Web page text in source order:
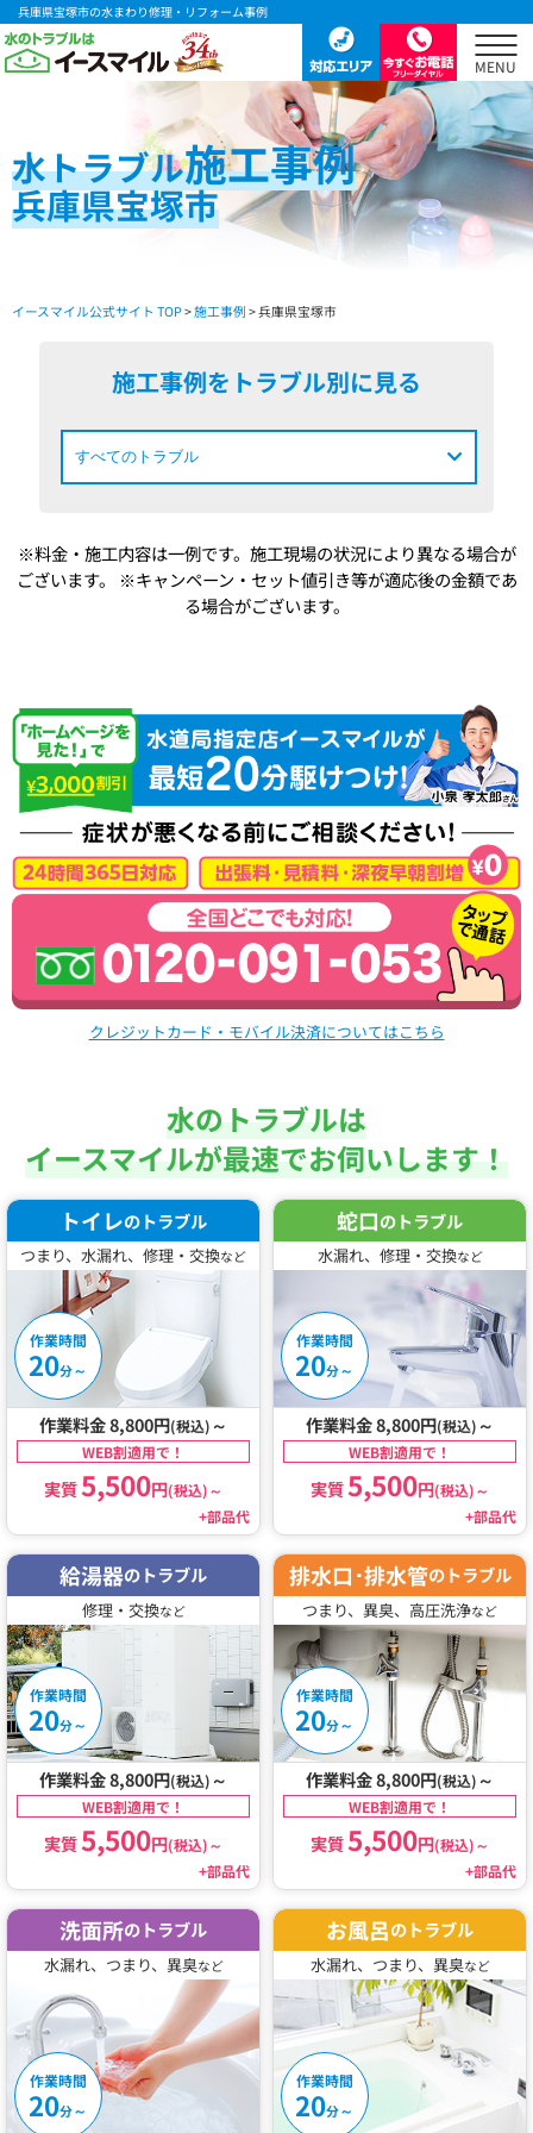
兵庫県宝塚市の水まわり修理・リフォーム事例
水トラブル施工事例
兵庫県宝塚市
イースマイル公式サイト TOP>施工事例 > 兵庫県宝塚市
施工事例をトラブル別に見る
※料金・施工内容は一例です。施工現場の状況により異なる場合が
ございます。
※キャンペーン・セット値引き等が適応後の金額であ
る場合がございます。
クレジットカード・モバイル決済についてはこちら
水のトラブルは
イースマイルが最速でお伺いします！
トイレのトラブル
つまり、水漏れ、修理・交換など
作業時間
20分～
作業料金 8,800円(税込) ～
WEB割適用で！
実質5,500円(税込)～
+部品代
蛇口のトラブル
水漏れ、修理・交換など
作業時間
20分～
作業料金 8,800円(税込) ～
WEB割適用で！
実質5,500円(税込)～
+部品代
給湯器のトラブル
修理・交換など
作業時間
20分～
作業料金 8,800円(税込) ～
WEB割適用で！
実質5,500円(税込)～
+部品代
排水口･排水管のトラブル
つまり、異臭、高圧洗浄など
作業時間
20分～
作業料金 8,800円(税込) ～
WEB割適用で！
実質5,500円(税込)～
+部品代
洗面所のトラブル
水漏れ、つまり、異臭など
作業時間
20分～
お風呂のトラブル
水漏れ、つまり、異臭など
作業時間
20分～